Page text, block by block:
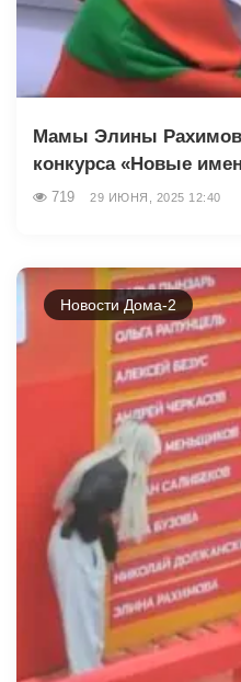
Мамы Элины
конкурса «Новые
719 29 ИЮНЯ, 2025 12:40
Новости Дома-2